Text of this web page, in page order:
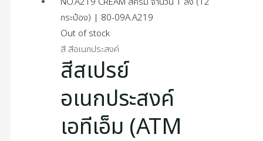
Out of stock
สี สีอเนกประสงค์
สีสเปรย์
อเนกประสงค์
เอทีเอ็ม (ATM